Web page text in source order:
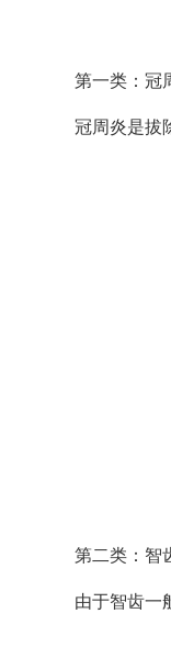
第一类：冠
冠周炎是拔
第二类：智
由于智齿一